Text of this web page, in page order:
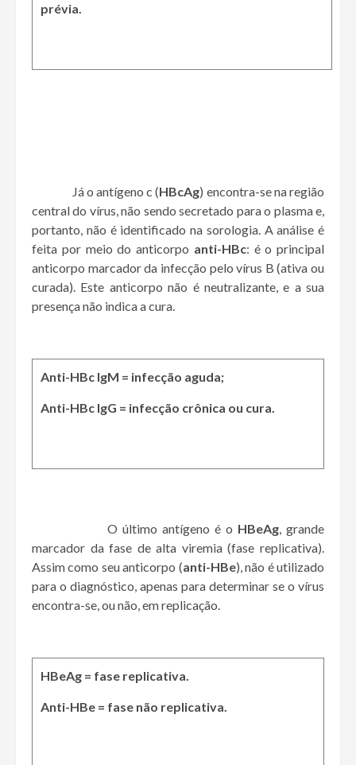
prévia.
Já o antígeno c (HBcAg) encontra-se na região
central do vírus, não sendo secretado para o plasma e,
portanto, não é identificado na sorologia. A análise é
feita por meio do anticorpo anti-HBc: é o principal
anticorpo marcador da infecção pelo vírus B (ativa ou
curada). Este anticorpo não é neutralizante, e a sua
presença não indica a cura.
Anti-HBc IgM = infecção aguda;
Anti-HBc IgG = infecção crônica ou cura.
O último antígeno é o HBeAg, grande
marcador da fase de alta viremia (fase replicativa).
Assim como seu anticorpo (anti-HBe), não é utilizado
para o diagnóstico, apenas para determinar se o vírus
encontra-se, ou não, em replicação.
HBeAg = fase replicativa.
Anti-HBe = fase não replicativa.